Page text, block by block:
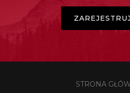
STRONA